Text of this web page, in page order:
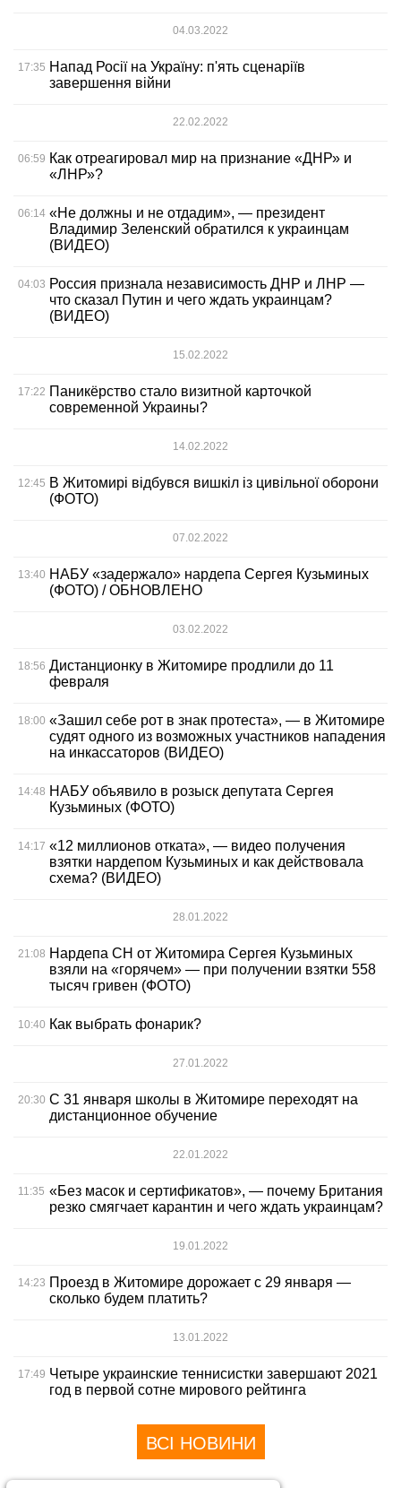
04.03.2022
17:35 Напад Росії на Україну: п'ять сценаріїв
завершення війни
22.02.2022
06:59 Как отреагировал мир на признание «ДНР» и
«ЛНР»?
06:14 «Не должны и не отдадим», — президент
Владимир Зеленский обратился к украинцам
(ВИДЕО)
04:03 Россия признала независимость ДНР и ЛНР —
что сказал Путин и чего ждать украинцам?
(ВИДЕО)
15.02.2022
17:22 Паникёрство стало визитной карточкой
современной Украины?
14.02.2022
12:45 В Житомирі відбувся вишкіл із цивільної оборони
(ФОТО)
07.02.2022
13:40 НАБУ «задержало» нардепа Сергея Кузьминых
(ФОТО) / ОБНОВЛЕНО
03.02.2022
18:56 Дистанционку в Житомире продлили до 11
февраля
18:00 «Зашил себе рот в знак протеста», — в Житомире
судят одного из возможных участников нападения
на инкассаторов (ВИДЕО)
14:48 НАБУ объявило в розыск депутата Сергея
Кузьминых (ФОТО)
14:17 «12 миллионов отката», — видео получения
взятки нардепом Кузьминых и как действовала
схема? (ВИДЕО)
28.01.2022
21:08 Нардепа СН от Житомира Сергея Кузьминых
взяли на «горячем» — при получении взятки 558
тысяч гривен (ФОТО)
10:40 Как выбрать фонарик?
27.01.2022
20:30 С 31 января школы в Житомире переходят на
дистанционное обучение
22.01.2022
11:35 «Без масок и сертификатов», — почему Британия
резко смягчает карантин и чего ждать украинцам?
19.01.2022
14:23 Проезд в Житомире дорожает с 29 января —
сколько будем платить?
13.01.2022
17:49 Четыре украинские теннисистки завершают 2021
год в первой сотне мирового рейтинга
ВСІ НОВИНИ